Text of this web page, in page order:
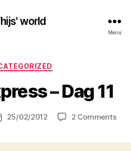
world
Menu
Categories
– Dag 11
25/02/2012 2 Commentson